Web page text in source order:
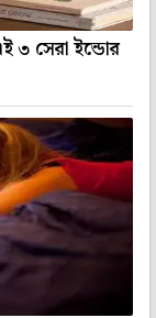
৩ সেরা ইন্ডোর